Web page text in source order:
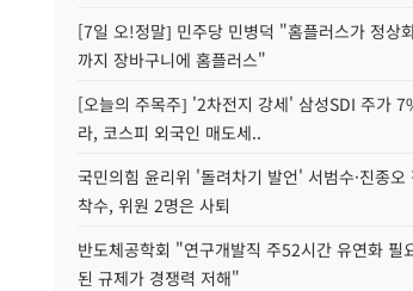
[7일 오!정말] 민주당 민병덕 "홈플러스가 정상
까지 장바구니에 홈플러스"
[오늘의 주목주] '2차전지 강세' 삼성SDI 주가
라, 코스피 외국인 매도세..
국민의힘 윤리위 '돌려차기 발언' 서범수·진종오
착수, 위원 2명은 사퇴
반도체공학회 "연구개발직 주52시간 유연화 필
된 규제가 경쟁력 저해"